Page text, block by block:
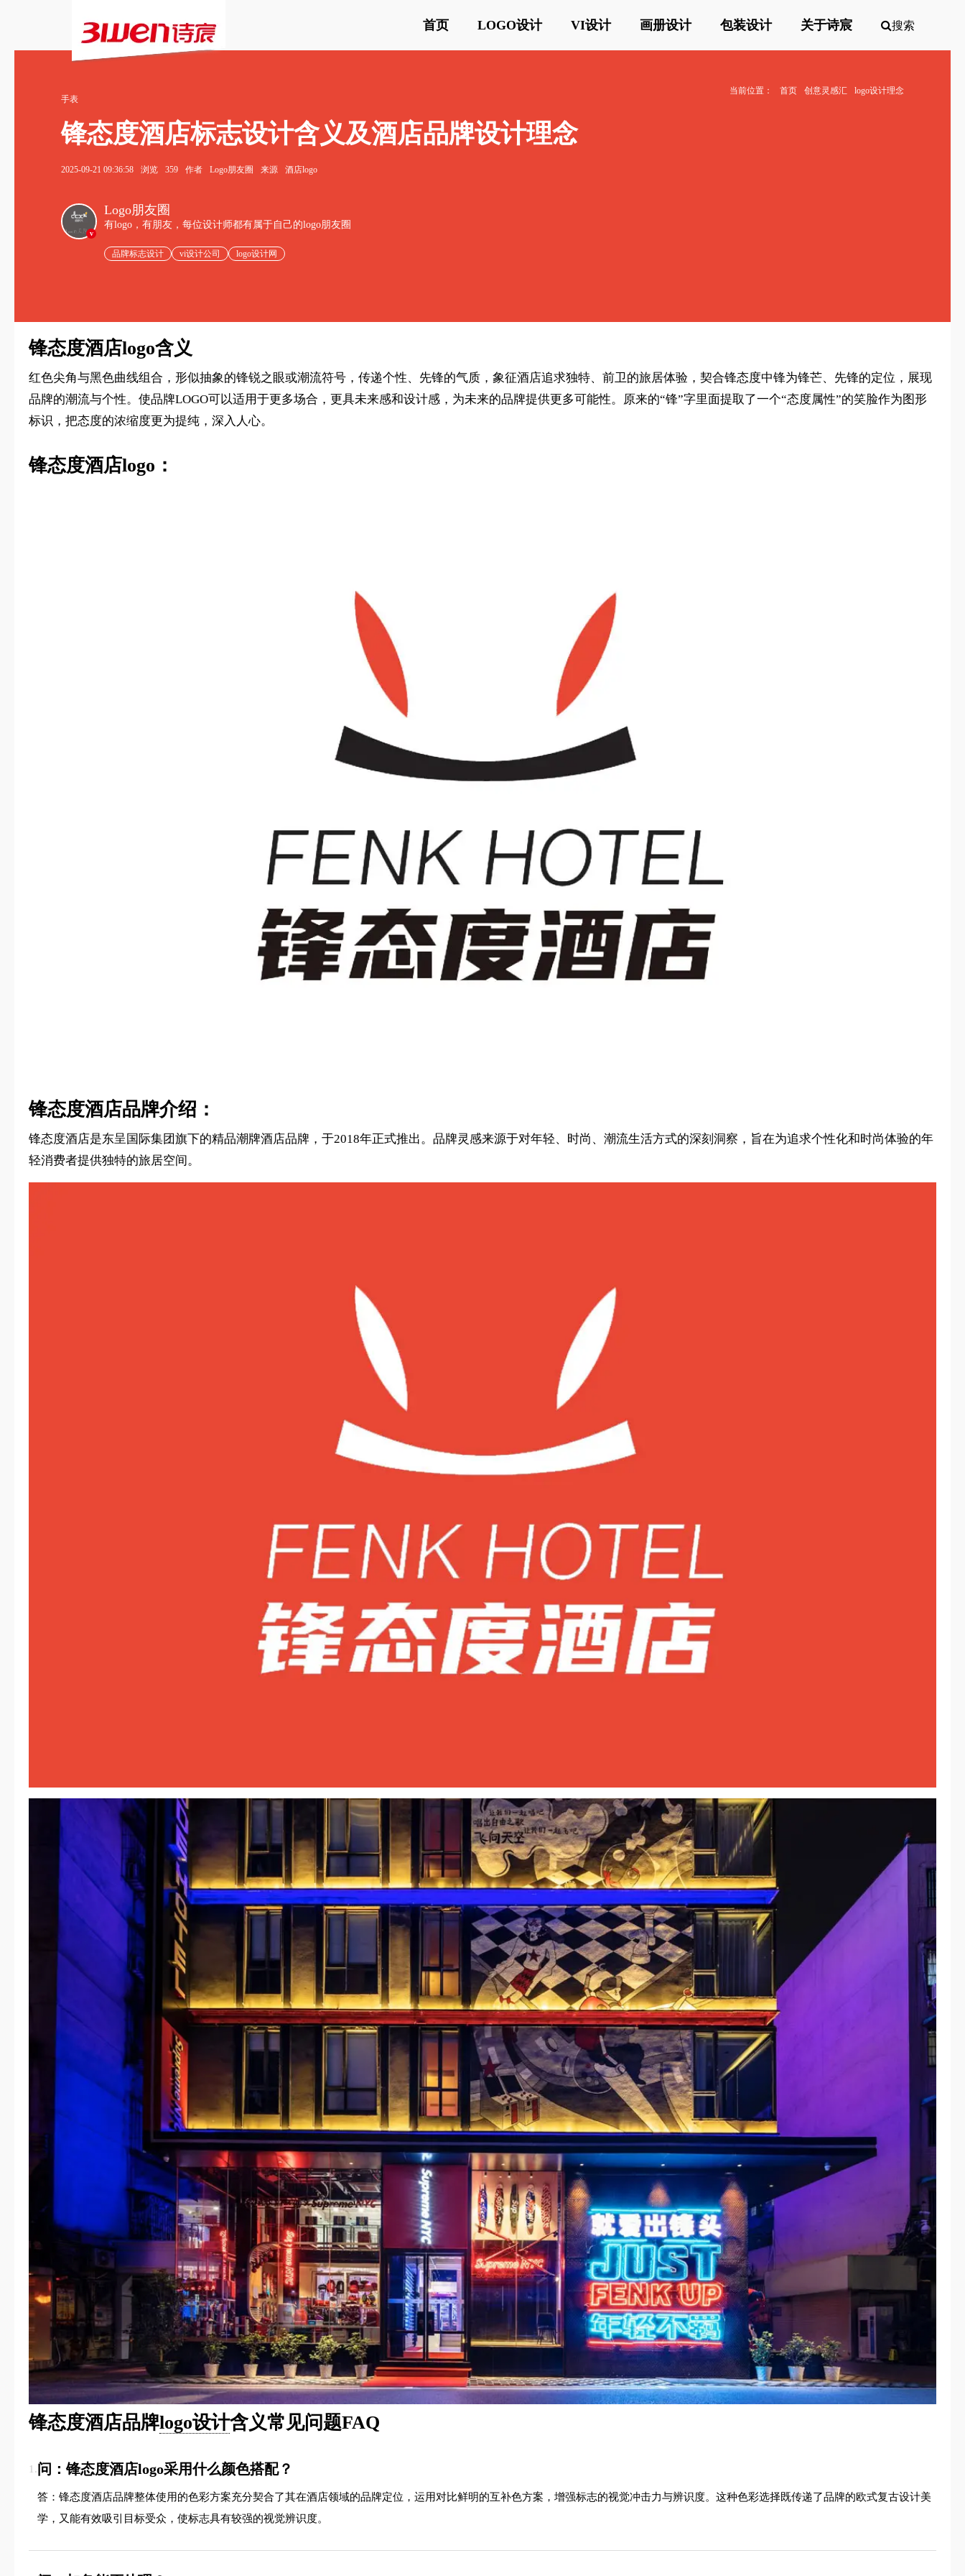
首页 LOGO设计 VI设计 画册设计 包装设计 关于诗宸 搜索
当前位置： 首页 创意灵感汇
logo设计理念
手表
锋态度酒店标志设计含义及酒店品牌设计理念
2025-09-21 09:36:58 浏览 359 作者 Logo朋友圈 来源 酒店logo
v
Logo朋友圈
有logo，有朋友，每位设计师都有属于自己的logo朋友圈
品牌标志设计 vi设计公司 logo设计网
锋态度酒店logo含义
红色尖角与黑色曲线组合，形似抽象的锋锐之眼或潮流符号，传递个性、先锋的气质，象征酒店追求独特、前卫的旅居体验，契合锋态度中锋为锋芒、先锋的定位，展现
品牌的潮流与个性。使品牌LOGO可以适用于更多场合，更具未来感和设计感，为未来的品牌提供更多可能性。原来的“锋”字里面提取了一个“态度属性”的笑脸作为图形
标识，把态度的浓缩度更为提纯，深入人心。
锋态度酒店logo：
锋态度酒店品牌介绍：
锋态度酒店是东呈国际集团旗下的精品潮牌酒店品牌，于2018年正式推出。品牌灵感来源于对年轻、时尚、潮流生活方式的深刻洞察，旨在为追求个性化和时尚体验的年
轻消费者提供独特的旅居空间。
锋态度酒店品牌logo设计含义常见问题FAQ
1.问：锋态度酒店logo采用什么颜色搭配？
答：锋态度酒店品牌整体使用的色彩方案充分契合了其在酒店领域的品牌定位，运用对比鲜明的互补色方案，增强标志的视觉冲击力与辨识度。这种色彩选择既传递了品牌的欧式复古设计美
学，又能有效吸引目标受众，使标志具有较强的视觉辨识度。